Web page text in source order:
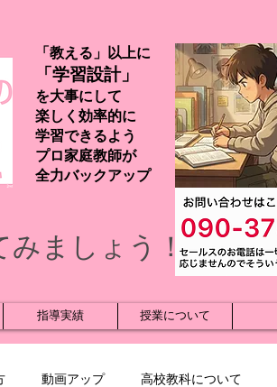
「教える」以上に
「学習設計」
を大事にして
楽しく効率的に
学習できるよう
プロ家庭教師が
​全力バックアップ
みましょう！
指導実績 授業について
動画アップ 高校教科について